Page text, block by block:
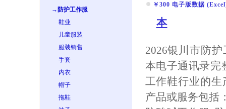
→防护工作服
鞋业
儿童服装
服装销售
手套
内衣
帽子
拖鞋
￥300 电子版数据
本
2026银川市防
本电子通讯录完
工作鞋行业的
产品或服务包括